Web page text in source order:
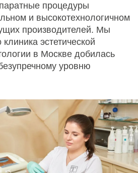
процедуры
и высокотехнологичном
производителей. Мы
эстетической
в Москве добилась
уровню